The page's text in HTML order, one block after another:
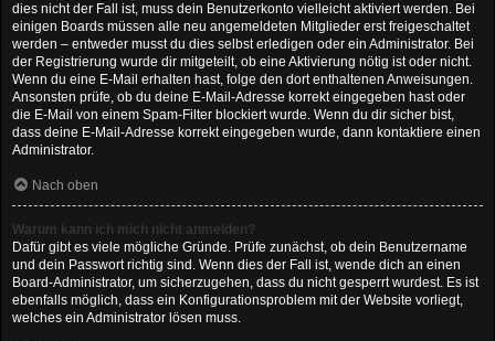
dies nicht der Fall ist, muss dein Benutzerkonto vielleicht aktiviert werden. Bei
einigen Boards müssen alle neu angemeldeten Mitglieder erst freigeschaltet
werden – entweder musst du dies selbst erledigen oder ein Administrator. Bei
der Registrierung wurde dir mitgeteilt, ob eine Aktivierung nötig ist oder nicht.
Wenn du eine E-Mail erhalten hast, folge den dort enthaltenen Anweisungen.
Ansonsten prüfe, ob du deine E-Mail-Adresse korrekt eingegeben hast oder
die E-Mail von einem Spam-Filter blockiert wurde. Wenn du dir sicher bist,
dass deine E-Mail-Adresse korrekt eingegeben wurde, dann kontaktiere einen
Administrator.
Nach oben
Warum kann ich mich nicht anmelden?
Dafür gibt es viele mögliche Gründe. Prüfe zunächst, ob dein Benutzername
und dein Passwort richtig sind. Wenn dies der Fall ist, wende dich an einen
Board-Administrator, um sicherzugehen, dass du nicht gesperrt wurdest. Es ist
ebenfalls möglich, dass ein Konfigurationsproblem mit der Website vorliegt,
welches ein Administrator lösen muss.